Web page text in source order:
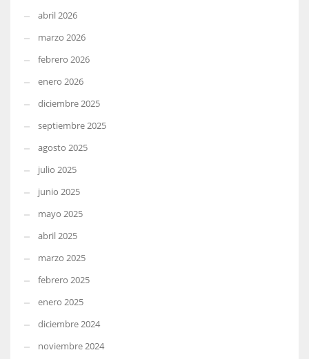
abril 2026
marzo 2026
febrero 2026
enero 2026
diciembre 2025
septiembre 2025
agosto 2025
julio 2025
junio 2025
mayo 2025
abril 2025
marzo 2025
febrero 2025
enero 2025
diciembre 2024
noviembre 2024